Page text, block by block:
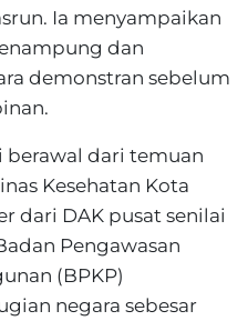
Ia menyampaikan
dan
demonstran sebelum
berawal dari temuan
Kesehatan Kota
dari DAK pusat senilai
Pengawasan
(BPKP)
negara sebesar